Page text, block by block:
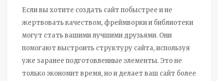
Если вы хотите создать сайт побыстрее и не
жертвовать качеством, фреймворки и библиотеки
могут стать вашими лучшими друзьями. Они
помогают выстроить структуру сайта, используя
уже заранее подготовленные элементы. Это не
только экономит время, но и делает ваш сайт более